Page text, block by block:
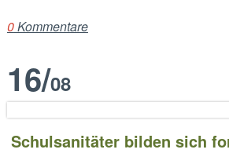
0Kommentare
16/08
Schulsanitäter bilden sich